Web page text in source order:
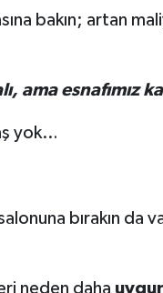
bakın; artan
ama esnafımız
yok…
bırakın da
neden daha